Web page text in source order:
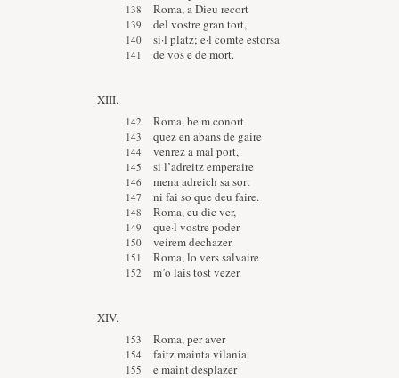
Roma, a Dieu recort
del vostre gran tort,
si·l platz; e·l comte estorsa
de vos e de mort.
XIII.
Roma, be·m conort
quez en abans de gaire
venrez a mal port,
si l’adreitz emperaire
mena adreich sa sort
ni fai so que deu faire.
Roma, eu dic ver,
que·l vostre poder
veirem dechazer.
Roma, lo vers salvaire
m’o lais tost vezer.
XIV.
Roma, per aver
faitz mainta vilania
e maint desplazer